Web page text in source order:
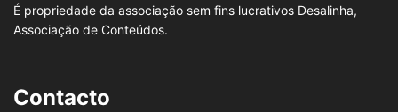
É propriedade da associação sem fins lucrativos Desalinha,
Associação de Conteúdos.
Contacto